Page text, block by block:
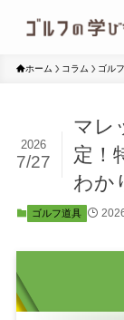
ホーム コラム ゴル
マレ
定！
わか
2026
7/27
ゴルフ道具